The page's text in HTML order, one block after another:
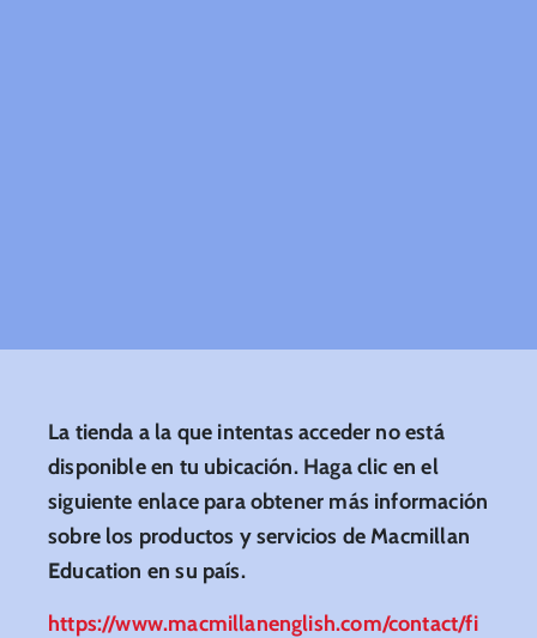
La tienda a la que intentas acceder no está
disponible en tu ubicación. Haga clic en el
siguiente enlace para obtener más información
sobre los productos y servicios de Macmillan
Education en su país.
https://www.macmillanenglish.com/contact/fi